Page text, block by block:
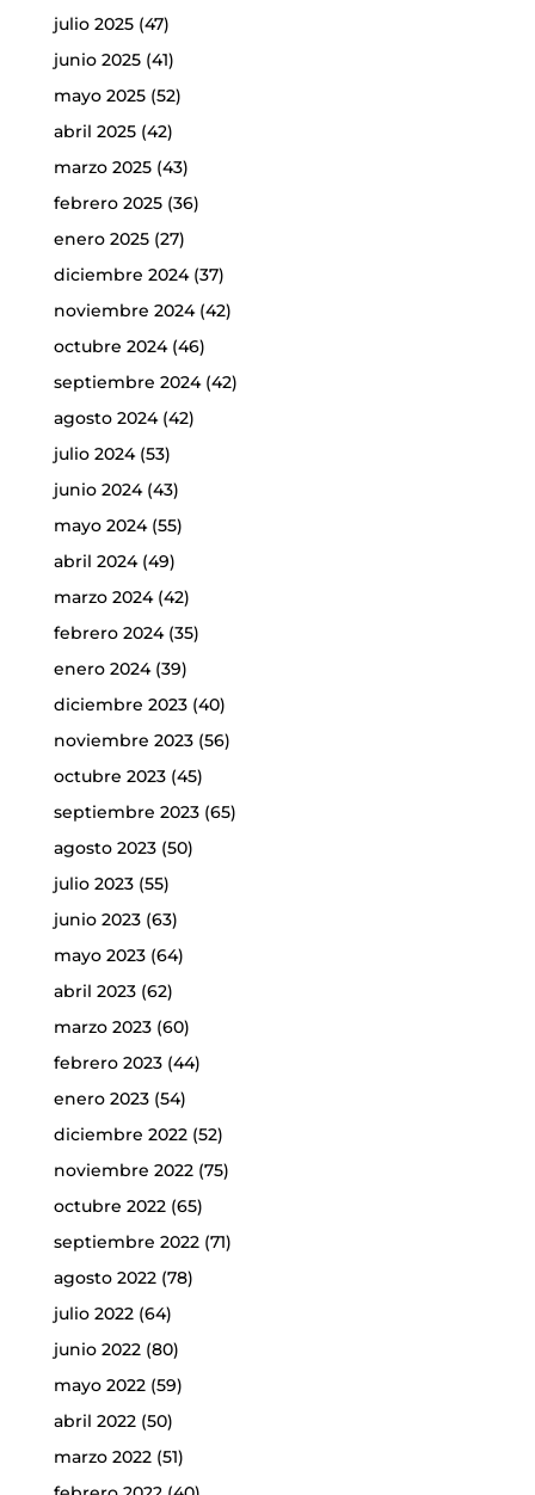
julio 2025(47)
junio 2025(41)
mayo 2025(52)
abril 2025(42)
marzo 2025(43)
febrero 2025(36)
enero 2025(27)
diciembre 2024(37)
noviembre 2024(42)
octubre 2024(46)
septiembre 2024(42)
agosto 2024(42)
julio 2024(53)
junio 2024(43)
mayo 2024(55)
abril 2024(49)
marzo 2024(42)
febrero 2024(35)
enero 2024(39)
diciembre 2023(40)
noviembre 2023(56)
octubre 2023(45)
septiembre 2023(65)
agosto 2023(50)
julio 2023(55)
junio 2023(63)
mayo 2023(64)
abril 2023(62)
marzo 2023(60)
febrero 2023(44)
enero 2023(54)
diciembre 2022(52)
noviembre 2022(75)
octubre 2022(65)
septiembre 2022(71)
agosto 2022(78)
julio 2022(64)
junio 2022(80)
mayo 2022(59)
abril 2022(50)
marzo 2022(51)